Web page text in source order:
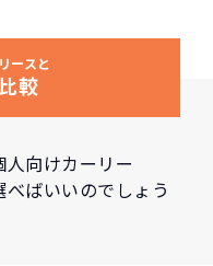
ースと
較
向けカーリー
ばいいのでしょう